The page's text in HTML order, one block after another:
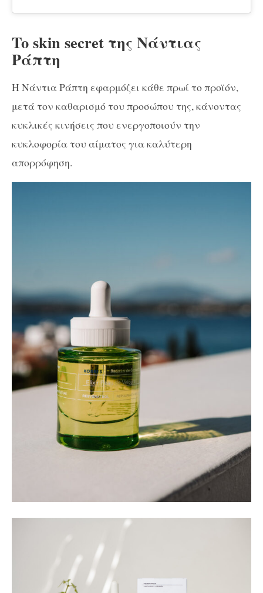
To skin secret της Νάντιας
Ράπτη
Η Νάντια Ράπτη εφαρμόζει κάθε πρωί το προϊόν,
μετά τον καθαρισμό του προσώπου της, κάνοντας
κυκλικές κινήσεις που ενεργοποιούν την
κυκλοφορία του αίματος για καλύτερη
απορρόφηση.